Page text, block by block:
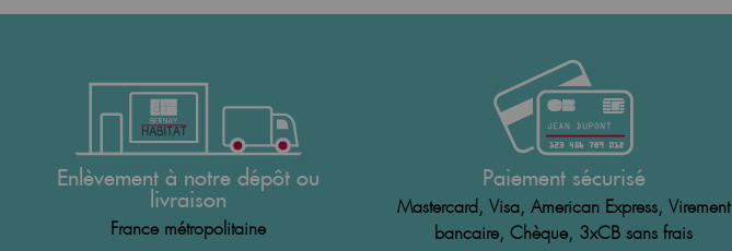
Enlèvement à notre dépôt ou
livraison
France métropolitaine
Paiement sécurisé
Mastercard, Visa, American Express, Virement
bancaire, Chèque, 3xCB sans frais